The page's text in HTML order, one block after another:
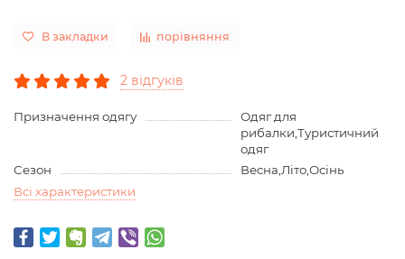
В закладки порівняння
2 відгуків
Призначення одягу
Одяг для
рибалки,Туристичний
одяг
Сезон
Весна,Літо,Осінь
Всі характеристики